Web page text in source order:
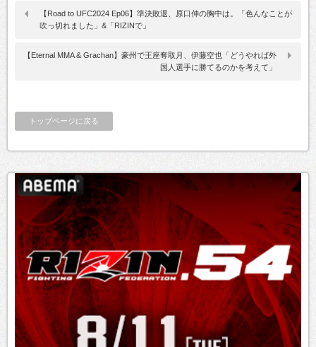
【Road to UFC2024 Ep06】準決敗退、原口伸の胸中は。「色んなことが
吹っ切れました」&「RIZINで」
【Eternal MMA & Grachan】豪州で王座奪取月、伊藤空也「どうやれば外
国人選手に勝てるのかを考えて」
トップページに戻る